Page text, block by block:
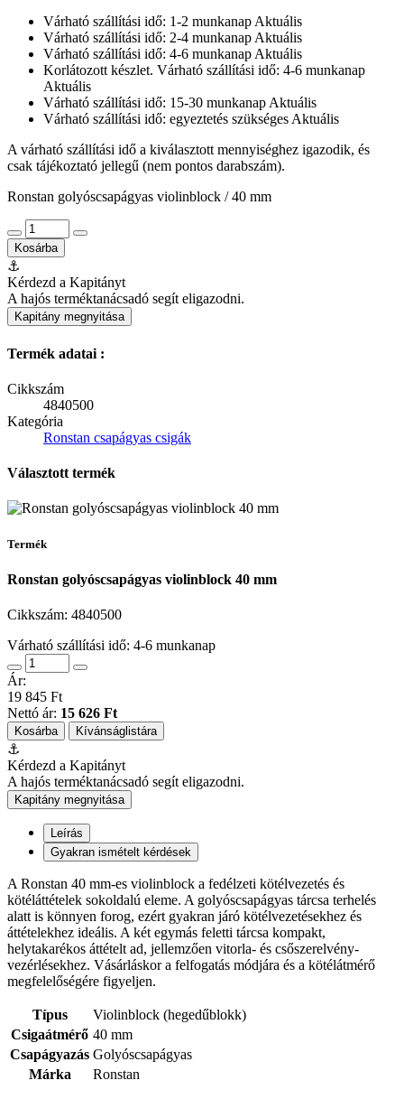
Várható szállítási idő: 1-2 munkanapAktuális
Várható szállítási idő: 2-4 munkanapAktuális
Várható szállítási idő: 4-6 munkanapAktuális
Korlátozott készlet. Várható szállítási idő: 4-6 munkanap
Aktuális
Várható szállítási idő: 15-30 munkanapAktuális
Várható szállítási idő: egyeztetés szükségesAktuális
A várható szállítási idő a kiválasztott mennyiséghez igazodik, és
csak tájékoztató jellegű (nem pontos darabszám).
Ronstan golyóscsapágyas violinblock / 40 mm
Kosárba
⚓
Kérdezd a Kapitányt
A hajós terméktanácsadó segít eligazodni.
Kapitány megnyitása
Termék adatai :
Cikkszám
4840500
Kategória
Ronstan csapágyas csigák
Választott termék
Termék
Ronstan golyóscsapágyas violinblock 40 mm
Cikkszám: 4840500
Várható szállítási idő: 4-6 munkanap
Ár:
19 845 Ft
Nettó ár: 15 626 Ft
Kosárba Kívánságlistára
⚓
Kérdezd a Kapitányt
A hajós terméktanácsadó segít eligazodni.
Kapitány megnyitása
Leírás
Gyakran ismételt kérdések
A Ronstan 40 mm-es violinblock a fedélzeti kötélvezetés és
kötéláttételek sokoldalú eleme. A golyóscsapágyas tárcsa terhelés
alatt is könnyen forog, ezért gyakran járó kötélvezetésekhez és
áttételekhez ideális. A két egymás feletti tárcsa kompakt,
helytakarékos áttételt ad, jellemzően vitorla- és csőszerelvény-
vezérlésekhez. Vásárláskor a felfogatás módjára és a kötélátmérő
megfelelőségére figyeljen.
Típus
Violinblock (hegedűblokk)
Csigaátmérő 40 mm
Csapágyazás Golyóscsapágyas
Márka
Ronstan